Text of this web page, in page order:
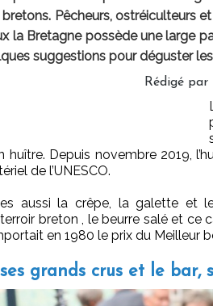
Pêcheurs, ostréiculteurs
la Bretagne possède une large
suggestions pour déguster
Rédigé par
huître. Depuis novembre 2019,
de l’UNESCO.
aussi la crêpe, la galette et
breton , le beurre salé et ce
en 1980 le prix du Meilleur
grands crus et le bar,